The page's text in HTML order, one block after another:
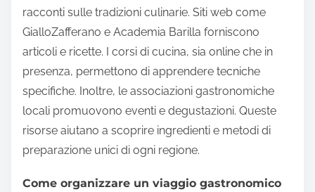
racconti sulle tradizioni culinarie. Siti web come
GialloZafferano e Academia Barilla forniscono
articoli e ricette. I corsi di cucina, sia online che in
presenza, permettono di apprendere tecniche
specifiche. Inoltre, le associazioni gastronomiche
locali promuovono eventi e degustazioni. Queste
risorse aiutano a scoprire ingredienti e metodi di
preparazione unici di ogni regione.
Come organizzare un viaggio gastronomico